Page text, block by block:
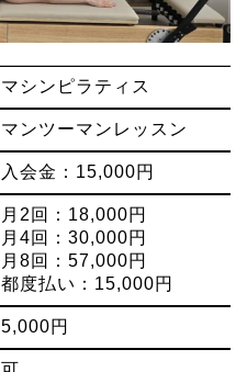
マシンピラティス
マンツーマンレッスン
入会金：15,000円
月2回：18,000円
月4回：30,000円
月8回：57,000円
都度払い：15,000円
5,000円